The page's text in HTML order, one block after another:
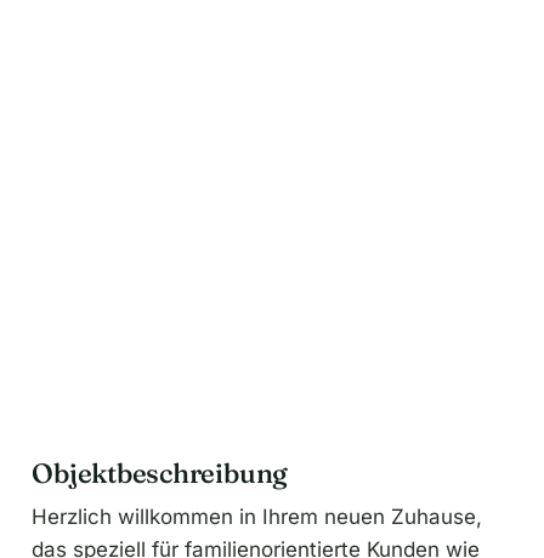
Objektbeschreibung
Herzlich willkommen in Ihrem neuen Zuhause,
das speziell für familienorientierte Kunden wie